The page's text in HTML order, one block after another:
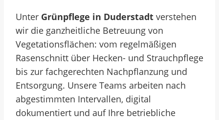
Unter Grünpflege in Duderstadt verstehen
wir die ganzheitliche Betreuung von
Vegetationsflächen: vom regelmäßigen
Rasenschnitt über Hecken- und Strauchpflege
bis zur fachgerechten Nachpflanzung und
Entsorgung. Unsere Teams arbeiten nach
abgestimmten Intervallen, digital
dokumentiert und auf Ihre betriebliche